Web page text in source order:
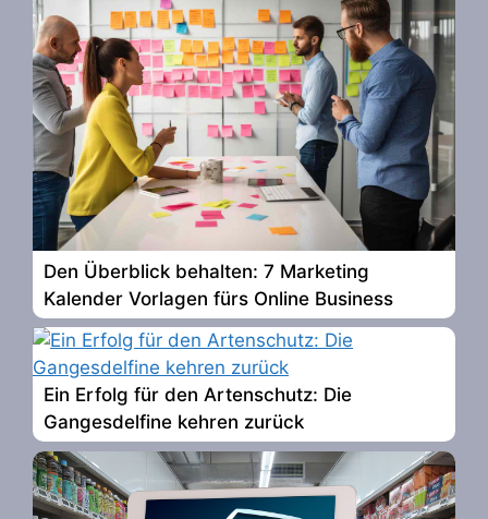
Den Überblick behalten: 7 Marketing
Kalender Vorlagen fürs Online Business
Ein Erfolg für den Artenschutz: Die
Gangesdelfine kehren zurück